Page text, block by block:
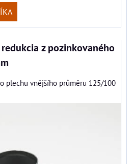
z pozinkovaného
plechu vnějšího průměru 125/100